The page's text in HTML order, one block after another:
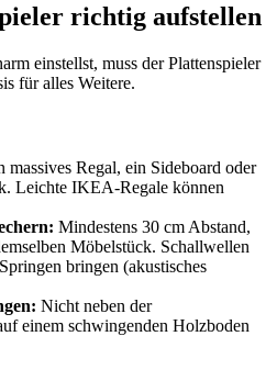
richtig aufstellen
einstellst, muss der Plattenspieler
für alles Weitere.
massives Regal, ein Sideboard oder
Leichte IKEA-Regale können
Mindestens 30 cm Abstand,
Möbelstück. Schallwellen
bringen (akustisches
Nicht neben der
einem schwingenden Holzboden